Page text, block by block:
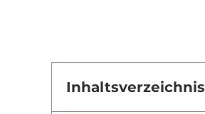
Inhaltsverzeichnis